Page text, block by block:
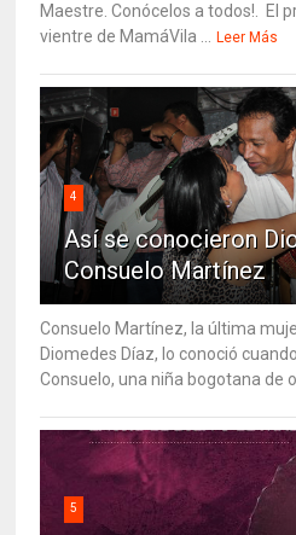
Maestre. Conócelos a todos!. El
vientre de MamáVila ... Leer Más
4
Así se conocieron
Consuelo Martínez
Consuelo Martínez, la última
Diomedes Díaz, lo conoció
Consuelo, una niña bogotana de
5